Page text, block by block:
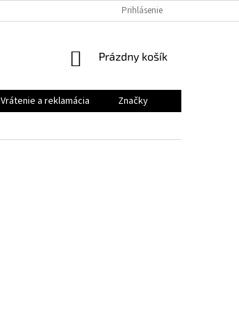
Prihlásenie
NÁKUPNÝ
Prázdny košík
Vrátenie a reklamácia
Značky